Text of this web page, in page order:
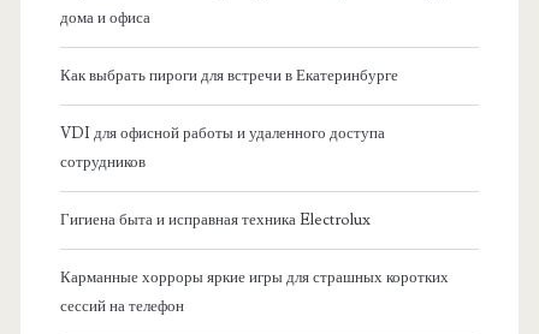
дома и офиса
Как выбрать пироги для встречи в Екатеринбурге
VDI для офисной работы и удаленного доступа
сотрудников
Гигиена быта и исправная техника Electrolux
Карманные хорроры яркие игры для страшных коротких
сессий на телефон